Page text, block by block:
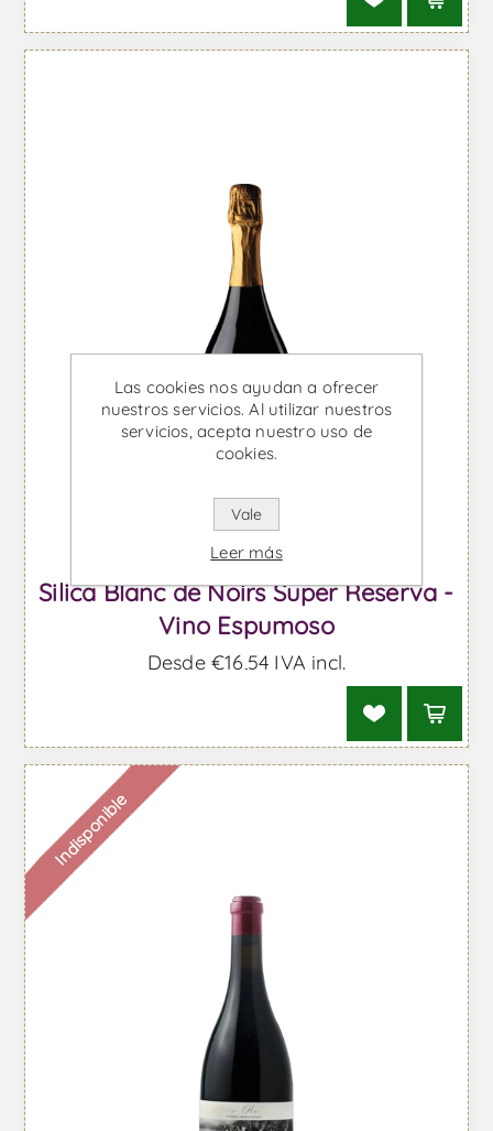
Silica Blanc de Noirs Super Reserva -
Vino Espumoso
Desde €16,54 IVA incl.
Indisponible
Las cookies nos ayudan a ofrecer
nuestros servicios. Al utilizar nuestros
servicios, acepta nuestro uso de
cookies.
Vale
Leer más